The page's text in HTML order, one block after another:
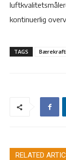
kontinuerlig
TAGS
RELATED